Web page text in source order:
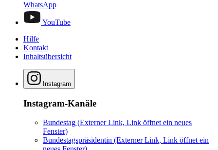
WhatsApp
YouTube
Hilfe
Kontakt
Inhaltsübersicht
Instagram
Instagram-Kanäle
Bundestag (Externer Link, Link öffnet ein neues
Fenster)
Bundestagspräsidentin (Externer Link, Link öffnet ein